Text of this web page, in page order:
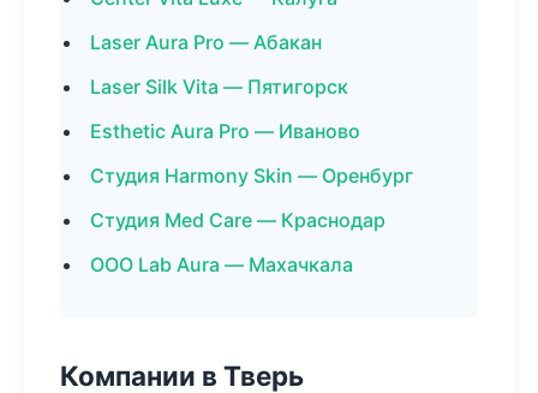
Laser Aura Pro — Абакан
Laser Silk Vita — Пятигорск
Esthetic Aura Pro — Иваново
Студия Harmony Skin — Оренбург
Студия Med Care — Краснодар
ООО Lab Aura — Махачкала
Компании в Тверь